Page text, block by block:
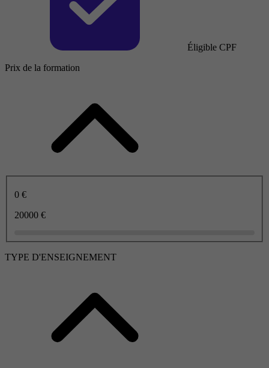
Éligible CPF
Prix de la formation
0 €
20000 €
TYPE D'ENSEIGNEMENT